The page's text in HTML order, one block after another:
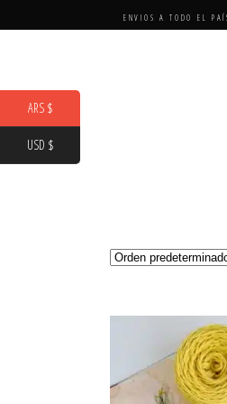
ENVIOS A TODO EL
ARS $
USD $